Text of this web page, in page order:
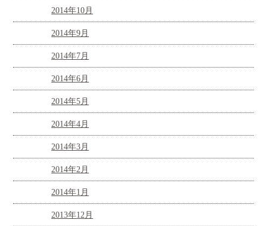
2014年10月
2014年9月
2014年7月
2014年6月
2014年5月
2014年4月
2014年3月
2014年2月
2014年1月
2013年12月